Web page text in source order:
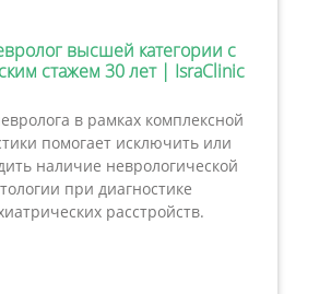
высшей категории с
стажем 30 лет | IsraClinic
в рамках комплексной
помогает исключить или
наличие неврологической
при диагностике
расстройств.